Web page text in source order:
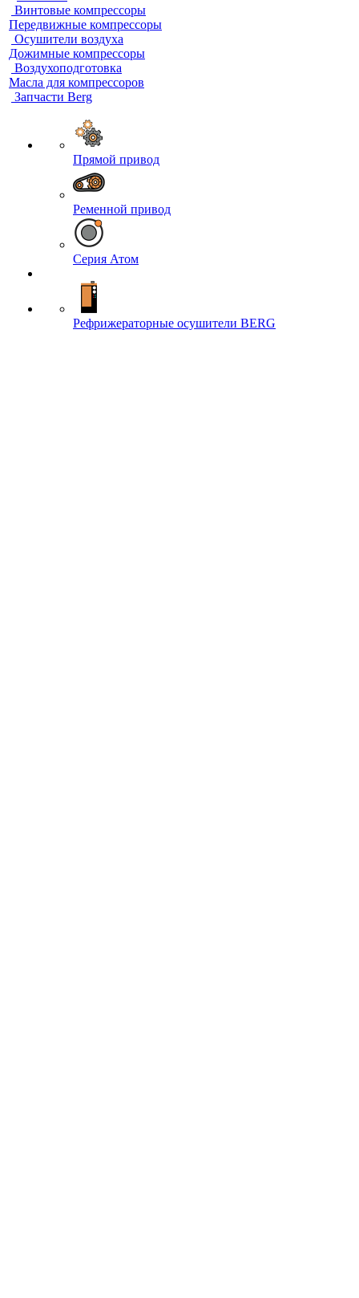
Винтовые компрессоры
Передвижные компрессоры
Осушители воздуха
Дожимные компрессоры
Воздухоподготовка
Масла для компрессоров
Запчасти Berg
Прямой привод
Ременной привод
Серия Атом
Рефрижераторные осушители BERG